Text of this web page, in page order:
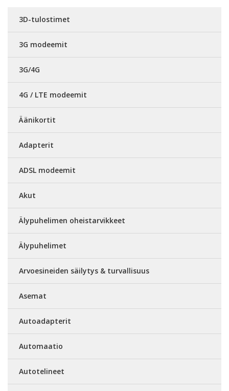
3D-tulostimet
3G modeemit
3G/4G
4G / LTE modeemit
Äänikortit
Adapterit
ADSL modeemit
Akut
Älypuhelimen oheistarvikkeet
Älypuhelimet
Arvoesineiden säilytys & turvallisuus
Asemat
Autoadapterit
Automaatio
Autotelineet